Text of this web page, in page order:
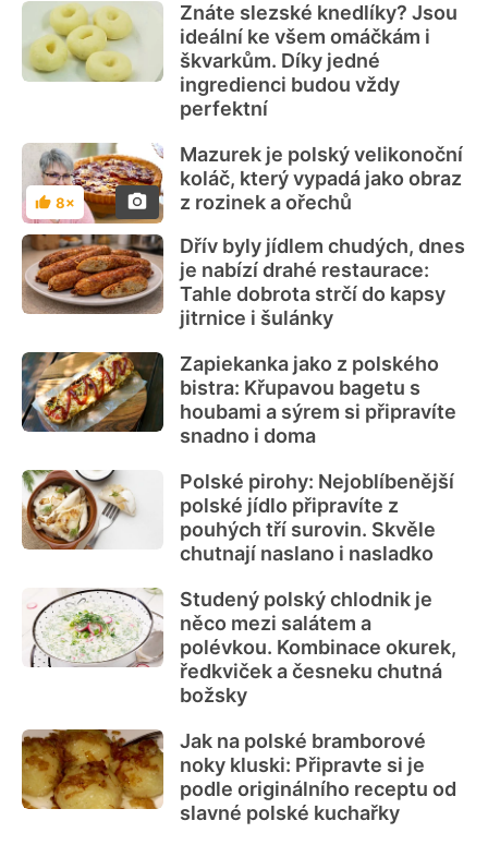
Znáte slezské knedlíky? Jsou
ideální ke všem omáčkám i
škvarkům. Díky jedné
ingredienci budou vždy
perfektní
Hodnocení
8×
Mazurek je polský velikonoční
koláč, který vypadá jako obraz
z rozinek a ořechů
Dřív byly jídlem chudých, dnes
je nabízí drahé restaurace:
Tahle dobrota strčí do kapsy
jitrnice i šulánky
Zapiekanka jako z polského
bistra: Křupavou bagetu s
houbami a sýrem si připravíte
snadno i doma
Polské pirohy: Nejoblíbenější
polské jídlo připravíte z
pouhých tří surovin. Skvěle
chutnají naslano i nasladko
Studený polský chlodnik je
něco mezi salátem a
polévkou. Kombinace okurek,
ředkviček a česneku chutná
božsky
Jak na polské bramborové
noky kluski: Připravte si je
podle originálního receptu od
slavné polské kuchařky